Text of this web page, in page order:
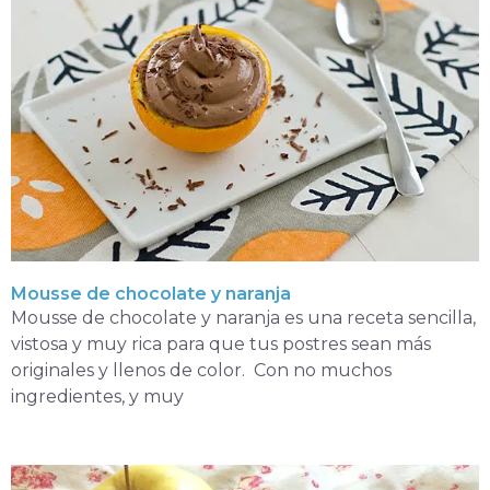
Mousse de chocolate y naranja
Mousse de chocolate y naranja es una receta sencilla,
vistosa y muy rica para que tus postres sean más
originales y llenos de color. Con no muchos
ingredientes, y muy